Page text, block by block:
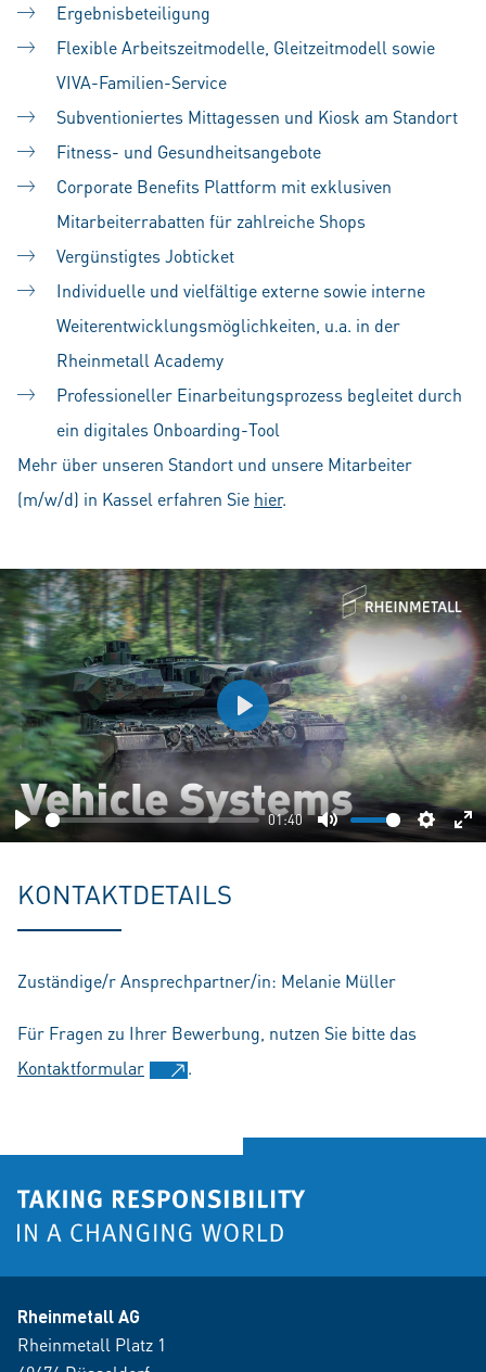
Ergebnisbeteiligung
Flexible Arbeitszeitmodelle, Gleitzeitmodell sowie
VIVA-Familien-Service
Subventioniertes Mittagessen und Kiosk am Standort
Fitness- und Gesundheitsangebote
Corporate Benefits Plattform mit exklusiven
Mitarbeiterrabatten für zahlreiche Shops
Vergünstigtes Jobticket
Individuelle und vielfältige externe sowie interne
Weiterentwicklungsmöglichkeiten, u.a. in der
Rheinmetall Academy
Professioneller Einarbeitungsprozess begleitet durch
ein digitales Onboarding-Tool
Mehr über unseren Standort und unsere Mitarbeiter
(m/w/d) in Kassel erfahren Sie hier.
Play
01:40
Mute
Play
KONTAKTDETAILS
Zuständige/r Ansprechpartner/in: Melanie Müller
Für Fragen zu Ihrer Bewerbung, nutzen Sie bitte das
Kontaktformular
.
Rheinmetall AG
Rheinmetall Platz 1